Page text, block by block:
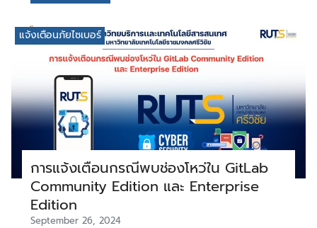
แจ้งเตือนภัยไซเบอร์
การแจ้งเตือนกรณีพบช่องโหว่ใน GitLab
Community Edition และ Enterprise
Edition
September 26, 2024